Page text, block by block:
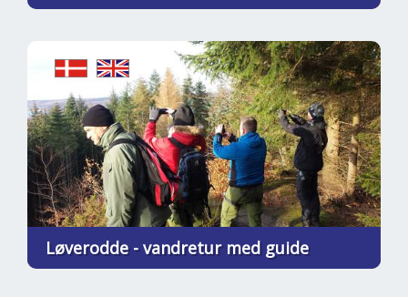
Løverodde - vandretur med guide